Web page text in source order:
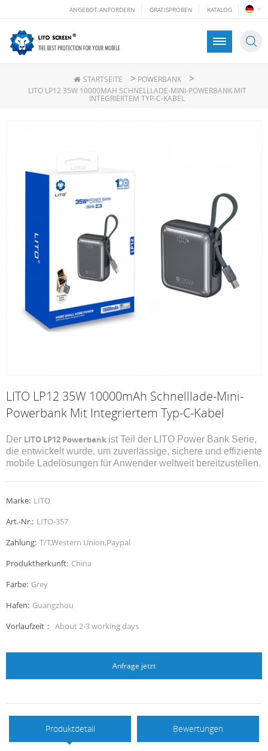
ANGEBOT ANFORDERN GRATISPROBEN KATALOG
STARTSEITE > POWERBANK >
LITO LP12 35W 10000MAH SCHNELLLADE-MINI-POWERBANK MIT
INTEGRIERTEM TYP-C-KABEL
LITO LP12 35W 10000mAh Schnelllade-Mini-
Powerbank Mit Integriertem Typ-C-Kabel
Der LITO LP12 Powerbank ist Teil der LITO Power Bank Serie,
die entwickelt wurde, um zuverlässige, sichere und effiziente
mobile Ladelösungen für Anwender weltweit bereitzustellen.
Marke: LITO
Art.-Nr.: LITO-357
Zahlung: T/T,Western Union,Paypal
Produktherkunft: China
Farbe: Grey
Hafen: Guangzhou
Vorlaufzeit： About 2-3 working days
Anfrage jetzt
Produktdetail Bewertungen